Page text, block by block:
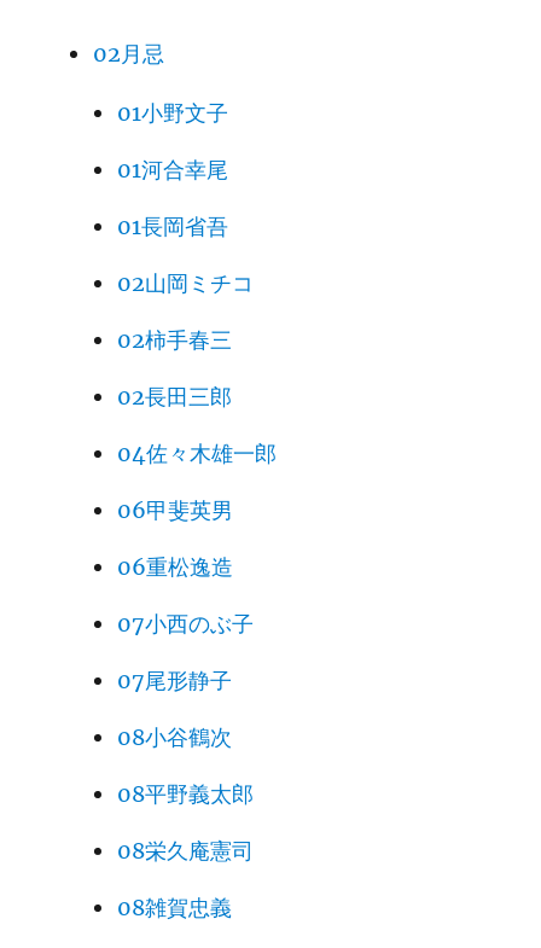
02月忌
01小野文子
01河合幸尾
01長岡省吾
02山岡ミチコ
02柿手春三
02長田三郎
04佐々木雄一郎
06甲斐英男
06重松逸造
07小西のぶ子
07尾形静子
08小谷鶴次
08平野義太郎
08栄久庵憲司
08雑賀忠義